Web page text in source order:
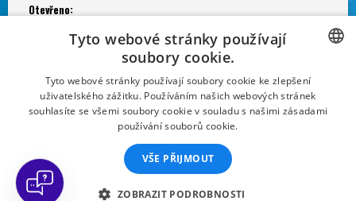
Otevřeno:
Po - Ne: 9.00 - 22.00
Sportovní klub Divers. Powered by Divers Direct and Diveland, s.r.o.
CZECH
CZECH
Tyto webové stránky používají
soubory cookie.
Tyto webové stránky používají soubory cookie ke zlepšení
uživatelského zážitku. Používáním našich webových stránek
souhlasíte se všemi soubory cookie v souladu s našimi zásadami
používání souborů cookie.
VŠE PŘIJMOUT
ZOBRAZIT PODROBNOSTI